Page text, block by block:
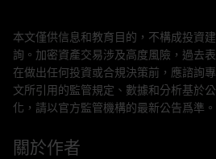
本文僅供信息和教育目的，不構成投資
詢。加密資產交易涉及高度風險，過去
在做出任何投資或合規決策前，應諮詢
文所引用的監管規定、數據和分析基於
化，請以官方監管機構的最新公告爲準。
關於作者